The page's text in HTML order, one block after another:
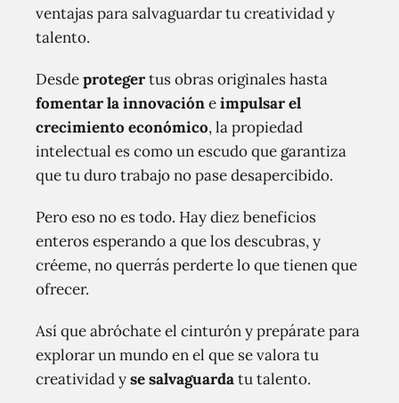
ventajas para salvaguardar tu creatividad y
talento.
Desdeprotegertus obras originales hasta
fomentar la innovacióneimpulsar el
crecimiento económico, la propiedad
intelectual es como un escudo que garantiza
que tu duro trabajo no pase desapercibido.
Pero eso no es todo. Hay diez beneficios
enteros esperando a que los descubras, y
créeme, no querrás perderte lo que tienen que
ofrecer.
Así que abróchate el cinturón y prepárate para
explorar un mundo en el que se valora tu
creatividad yse salvaguardatu talento.